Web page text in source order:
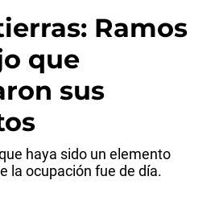
Ramos
que
sus
haya sido un elemento
la ocupación fue de día.